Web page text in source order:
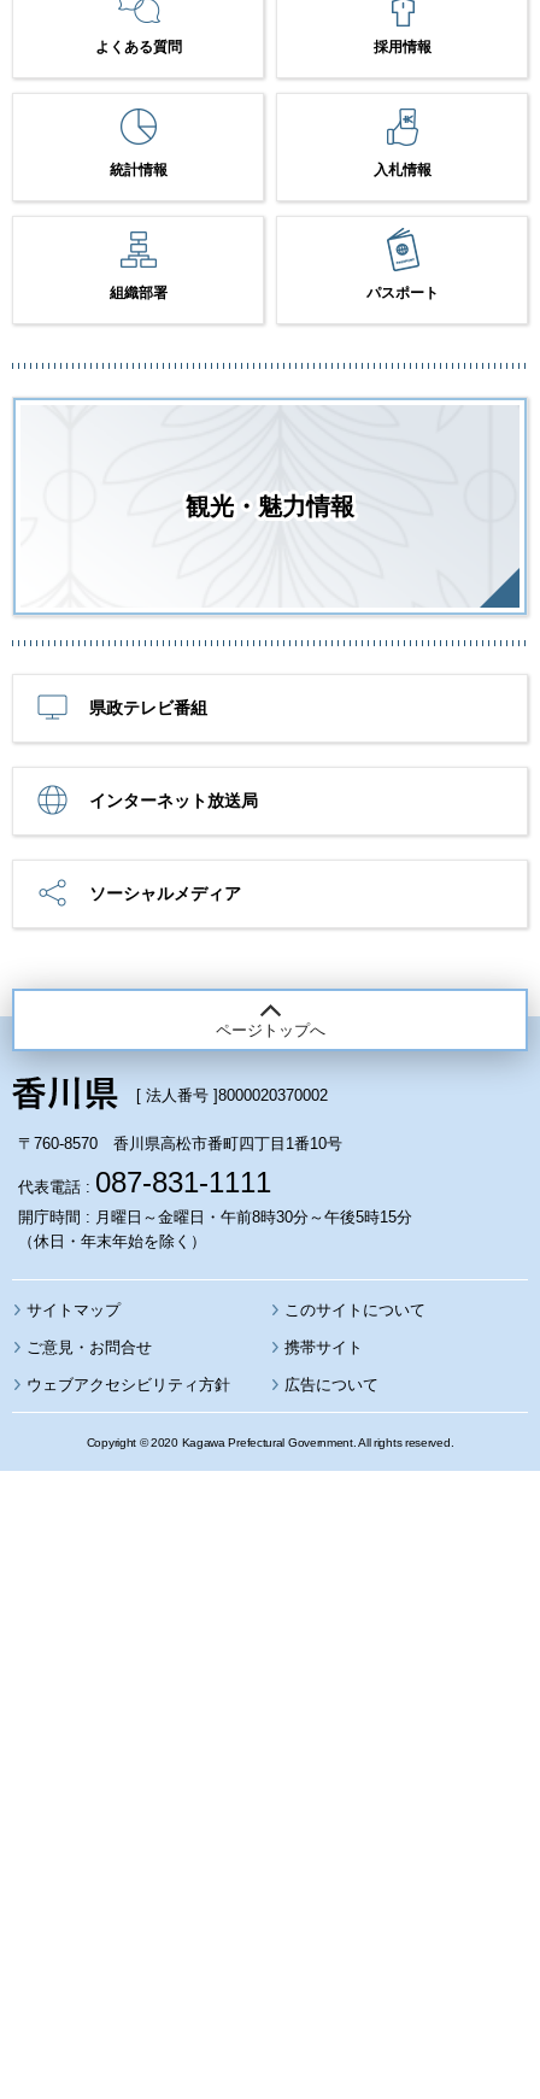
よくある質問 採用情報
統計情報 入札情報
組織部署 パスポート
観光・魅力情報
県政テレビ番組
インターネット放送局
ソーシャルメディア
ページトップへ
[ 法人番号 ]8000020370002
〒760-8570 香川県高松市番町四丁目1番10号
代表電話 : 087-831-1111
開庁時間 : 月曜日～金曜日・午前8時30分～午後5時15分
（休日・年末年始を除く）
サイトマップ このサイトについて
携帯サイト
ウェブアクセシビリティ方針 広告について
Copyright © 2020 Kagawa Prefectural Government. All rights reserved.